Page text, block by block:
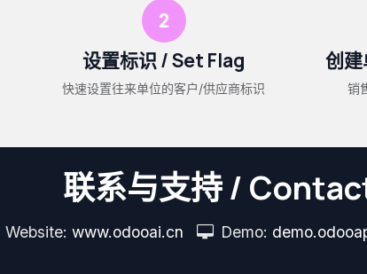
2
设置标识 / Set Flag
快速设置往来单位的客户/供应商标识
创
销
联系与支持 /
Website: www.odooai.cn Demo: